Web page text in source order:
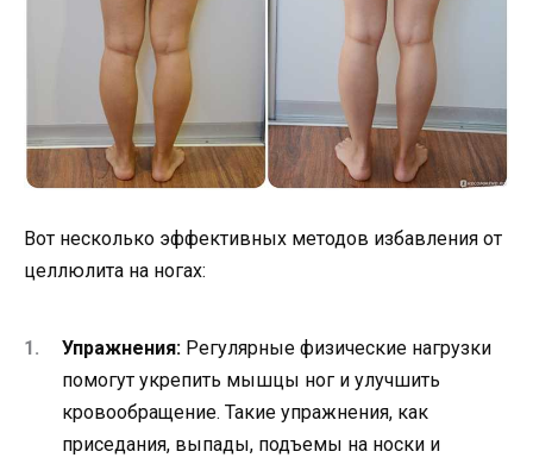
Вот несколько эффективных методов избавления от
целлюлита на ногах:
Упражнения: Регулярные физические нагрузки
помогут укрепить мышцы ног и улучшить
кровообращение. Такие упражнения, как
приседания, выпады, подъемы на носки и